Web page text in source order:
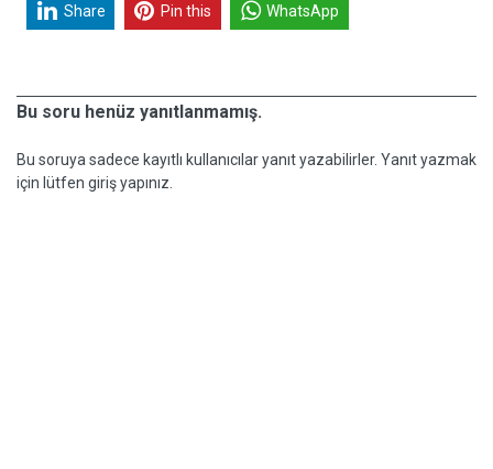
Share Pin this WhatsApp
Bu soru henüz yanıtlanmamış.
Bu soruya sadece kayıtlı kullanıcılar yanıt yazabilirler. Yanıt yazmak
için lütfen giriş yapınız.